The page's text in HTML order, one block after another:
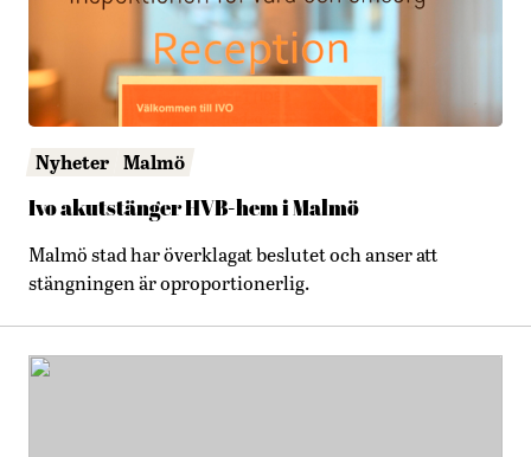
Nyheter Malmö
Ivo akutstänger HVB-hem i Malmö
Malmö stad har överklagat beslutet och anser att
stängningen är oproportionerlig.